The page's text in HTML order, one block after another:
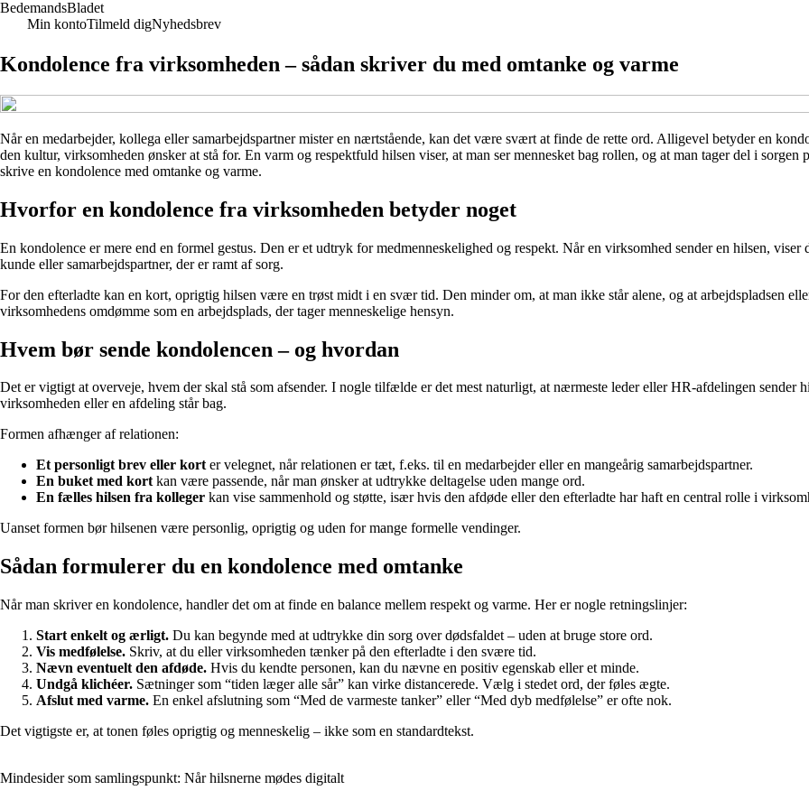
BedemandsBladet
Min kontoTilmeld digNyhedsbrev
Kondolence fra virksomheden – sådan skriver du med omtanke og varme
Når en medarbejder, kollega eller samarbejdspartner mister en nærtstående, kan det være svært at finde de rette ord. Alligevel betyder en
den kultur, virksomheden ønsker at stå for. En varm og respektfuld hilsen viser, at man ser mennesket bag rollen, og at man tager del i
skrive en kondolence med omtanke og varme.
Hvorfor en kondolence fra virksomheden betyder noget
En kondolence er mere end en formel gestus. Den er et udtryk for medmenneskelighed og respekt. Når en virksomhed sender en hilsen,
kunde eller samarbejdspartner, der er ramt af sorg.
For den efterladte kan en kort, oprigtig hilsen være en trøst midt i en svær tid. Den minder om, at man ikke står alene, og at arbejdspladsen
virksomhedens omdømme som en arbejdsplads, der tager menneskelige hensyn.
Hvem bør sende kondolencen – og hvordan
Det er vigtigt at overveje, hvem der skal stå som afsender. I nogle tilfælde er det mest naturligt, at nærmeste leder eller HR-afdelingen sender
virksomheden eller en afdeling står bag.
Formen afhænger af relationen:
Et personligt brev eller korter velegnet, når relationen er tæt, f.eks. til en medarbejder eller en mangeårig samarbejdspartner.
En buket med kortkan være passende, når man ønsker at udtrykke deltagelse uden mange ord.
En fælles hilsen fra kolleger kan vise sammenhold og støtte, især hvis den afdøde eller den efterladte har haft en central rolle i
Uanset formen bør hilsenen være personlig, oprigtig og uden for mange formelle vendinger.
Sådan formulerer du en kondolence med omtanke
Når man skriver en kondolence, handler det om at finde en balance mellem respekt og varme. Her er nogle retningslinjer:
Start enkelt og ærligt. Du kan begynde med at udtrykke din sorg over dødsfaldet – uden at bruge store ord.
Vis medfølelse. Skriv, at du eller virksomheden tænker på den efterladte i den svære tid.
Nævn eventuelt den afdøde. Hvis du kendte personen, kan du nævne en positiv egenskab eller et minde.
Undgå klichéer. Sætninger som “tiden læger alle sår” kan virke distancerede. Vælg i stedet ord, der føles ægte.
Afslut med varme. En enkel afslutning som “Med de varmeste tanker” eller “Med dyb medfølelse” er ofte nok.
Det vigtigste er, at tonen føles oprigtig og menneskelig – ikke som en standardtekst.
Mindesider som samlingspunkt: Når hilsnerne mødes digitalt